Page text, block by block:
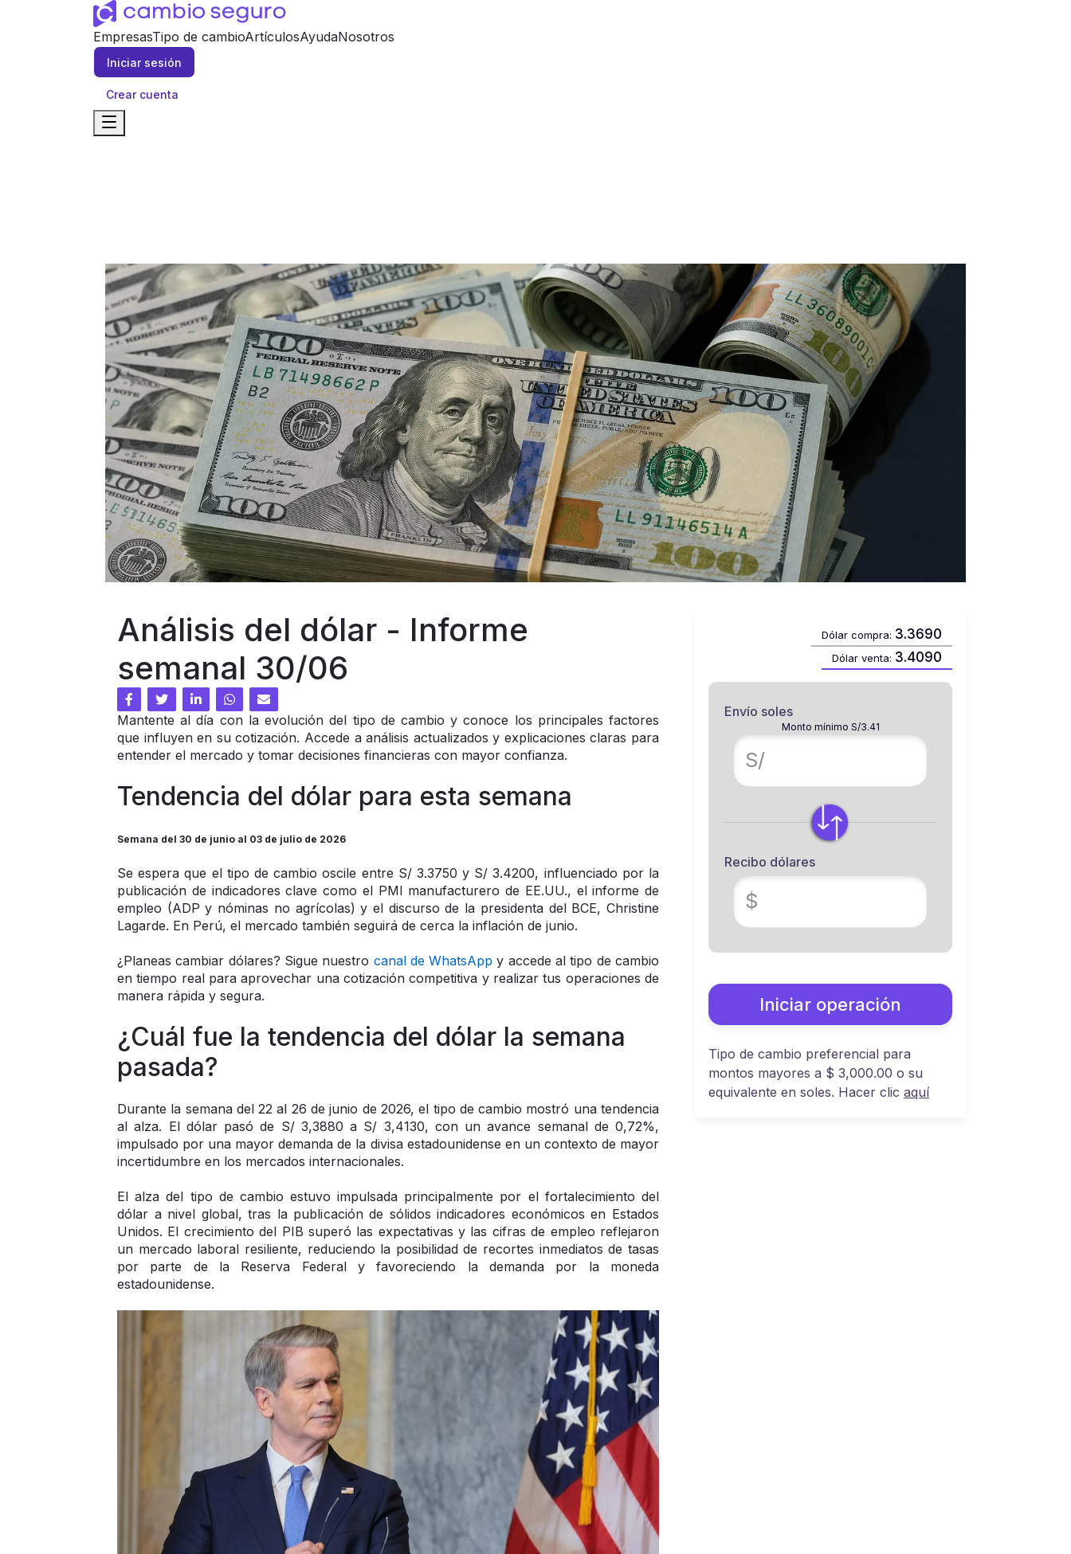
EmpresasTipo de cambioArtículosAyudaNosotros
Iniciar sesión
Crear cuenta
Análisis del dólar - Informe
semanal 30/06
Mantente al día con la evolución del tipo de cambio y conoce los principales factores
que influyen en su cotización. Accede a análisis actualizados y explicaciones claras para
entender el mercado y tomar decisiones financieras con mayor confianza.
Tendencia del dólar para esta semana
Semana del 30 de junio al 03 de julio de 2026
Se espera que el tipo de cambio oscile entre S/ 3.3750 y S/ 3.4200, influenciado por la
publicación de indicadores clave como el PMI manufacturero de EE.UU., el informe de
empleo (ADP y nóminas no agrícolas) y el discurso de la presidenta del BCE, Christine
Lagarde. En Perú, el mercado también seguirá de cerca la inflación de junio.
¿Planeas cambiar dólares? Sigue nuestro canal de WhatsApp y accede al tipo de cambio
en tiempo real para aprovechar una cotización competitiva y realizar tus operaciones de
manera rápida y segura.
¿Cuál fue la tendencia del dólar la semana
pasada?
Durante la semana del 22 al 26 de junio de 2026, el tipo de cambio mostró una tendencia
al alza. El dólar pasó de S/ 3,3880 a S/ 3,4130, con un avance semanal de 0,72%,
impulsado por una mayor demanda de la divisa estadounidense en un contexto de mayor
incertidumbre en los mercados internacionales.
El alza del tipo de cambio estuvo impulsada principalmente por el fortalecimiento del
dólar a nivel global, tras la publicación de sólidos indicadores económicos en Estados
Unidos. El crecimiento del PIB superó las expectativas y las cifras de empleo reflejaron
un mercado laboral resiliente, reduciendo la posibilidad de recortes inmediatos de tasas
por parte de la Reserva Federal y favoreciendo la demanda por la moneda
estadounidense.
Dólar compra: 3.3690
Dólar venta: 3.4090
Envío soles
Monto mínimo S/3.41
S/
Recibo dólares
$
Iniciar operación
Tipo de cambio preferencial para
montos mayores a $ 3,000.00 o su
equivalente en soles. Hacer clic aquí